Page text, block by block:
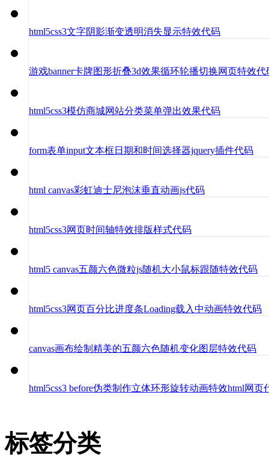
html5css3文字阴影渐变透明消失显示特效代码
游戏banner卡牌图形折叠3d效果循环轮播切换网页特效代
html5css3模仿商城网站分类菜单弹出效果代码
form表单input文本框日期和时间选择器jquery插件代码
html canvas彩虹迪士尼泡沫垂直动画js代码
html5css3网页时间轴特效排版样式代码
html5 canvas五颜六色微粒js随机大小鼠标跟随特效代码
html5css3网页百分比进度条Loading载入中动画特效代码
canvas画布绘制精美的五颜六色随机变化图层特效代码
html5css3 before伪类制作立体环形旋转动画特效html网页
标签分类